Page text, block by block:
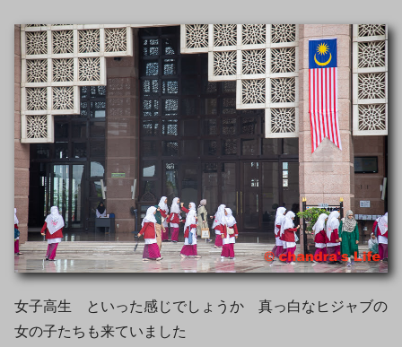
女子高生 といった感じでしょうか 真っ白なヒジャブの
女の子たちも来ていました